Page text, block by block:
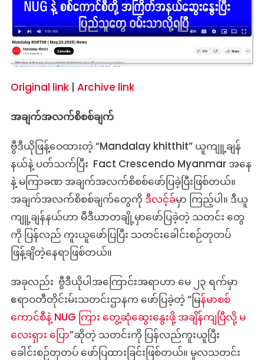
Original link| Archive link
အချက်အလက်စိစစ်ချက်
ဗွီဒီယိုဖြန့်ဝေထားတဲ့ “Mandalay khitthit” ယူကျူ့ချန်
နယ်နဲ့ ပတ်သက်ပြီး Fact Crescendo Myanmar အနေ
နဲ့ မကြာခဏ အချက်အလက်စိစစ်ဖော်ပြခဲ့ပြီးဖြစ်တယ်။
အချက်အလက်စိစစ်ချက်တွေကို ဒီလင့်ခ်မှာ ကြည့်ပါ။ ဒီယူ
ကျူ့ချန်နယ်ဟာ မီဒီယာတချို့မှာဖော်ပြခဲ့တဲ့ သတင်း တွေ
ကို ပြန်လည် ကူးယူ‌ဖော်ပြပြီး သတင်းခေါင်းစဉ်တုတပ်
ဖြန့်ချိတဲ့နေရာဖြစ်တယ်။
အခုလည်း ဗွီဒီယိုပါအကြောင်းအရာဟာ မေ ၂၃ ရက်မှာ
ဧရာဝတီတိုင်းမ်းသတင်းဌာနက ဖော်ပြခဲ့တဲ့ “မြန်မာစစ်
ကောင်စီနဲ့ NUG ကြား တွေ့ဆုံဆွေးနွေးဖို့ အချိန်ကျပြီလို့ မ
လေးရှား ပြော”ဆိုတဲ့ သတင်းကို ပြန်လည်ကူးယူပြီး
ခေါင်းစဉ်တုတပ် ဖော်ပြထားခြင်းဖြစ်တယ်။ မူလသတင်း